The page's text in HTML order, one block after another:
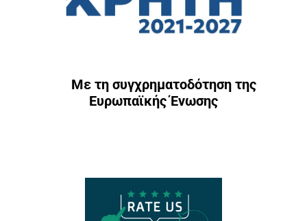
Με τη συγχρηματοδότηση της
Ευρωπαϊκής Ένωσης